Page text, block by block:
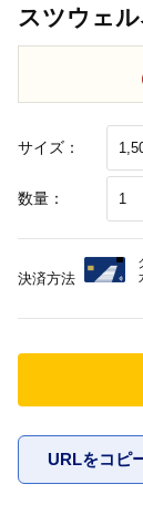
スツウェル
サイズ：
数量：
URLをコピ
決済方法